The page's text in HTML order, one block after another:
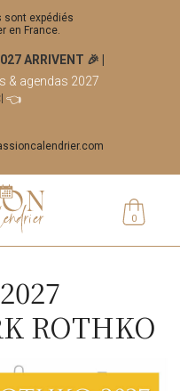
sont expédiés
en France.
ARRIVENT 🎉
& agendas 2027
👈
0
ROTHKO